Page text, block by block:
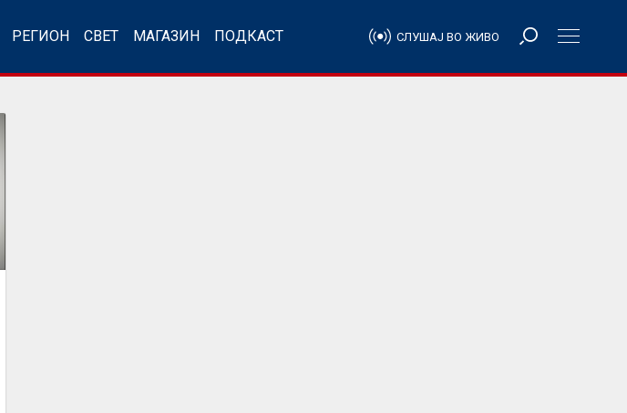
РЕГИОН СВЕТ МАГАЗИН ПОДКАСТ СЛУШАЈ ВО ЖИВО